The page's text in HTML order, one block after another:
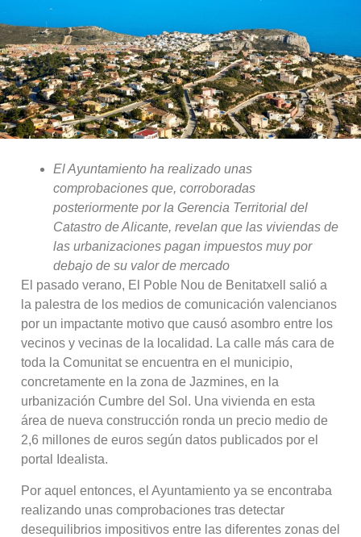
El Ayuntamiento ha realizado unas
comprobaciones que, corroboradas
posteriormente por la Gerencia Territorial del
Catastro de Alicante, revelan que las viviendas de
las urbanizaciones pagan impuestos muy por
debajo de su valor de mercado
El pasado verano, El Poble Nou de Benitatxell salió a
la palestra de los medios de comunicación valencianos
por un impactante motivo que causó asombro entre los
vecinos y vecinas de la localidad. La calle más cara de
toda la Comunitat se encuentra en el municipio,
concretamente en la zona de Jazmines, en la
urbanización Cumbre del Sol. Una vivienda en esta
área de nueva construcción ronda un precio medio de
2,6 millones de euros según datos publicados por el
portal Idealista.
Por aquel entonces, el Ayuntamiento ya se encontraba
realizando unas comprobaciones tras detectar
desequilibrios impositivos entre las diferentes zonas del